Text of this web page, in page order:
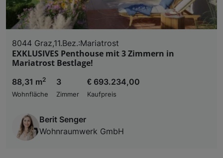
8044 Graz,11.Bez.:Mariatrost
EXKLUSIVES Penthouse mit 3 Zimmern in
Mariatrost Bestlage!
88,31 m2
Wohnfläche
3
Zimmer
€ 693.234,00
Kaufpreis
Berit Senger
Wohnraumwerk GmbH